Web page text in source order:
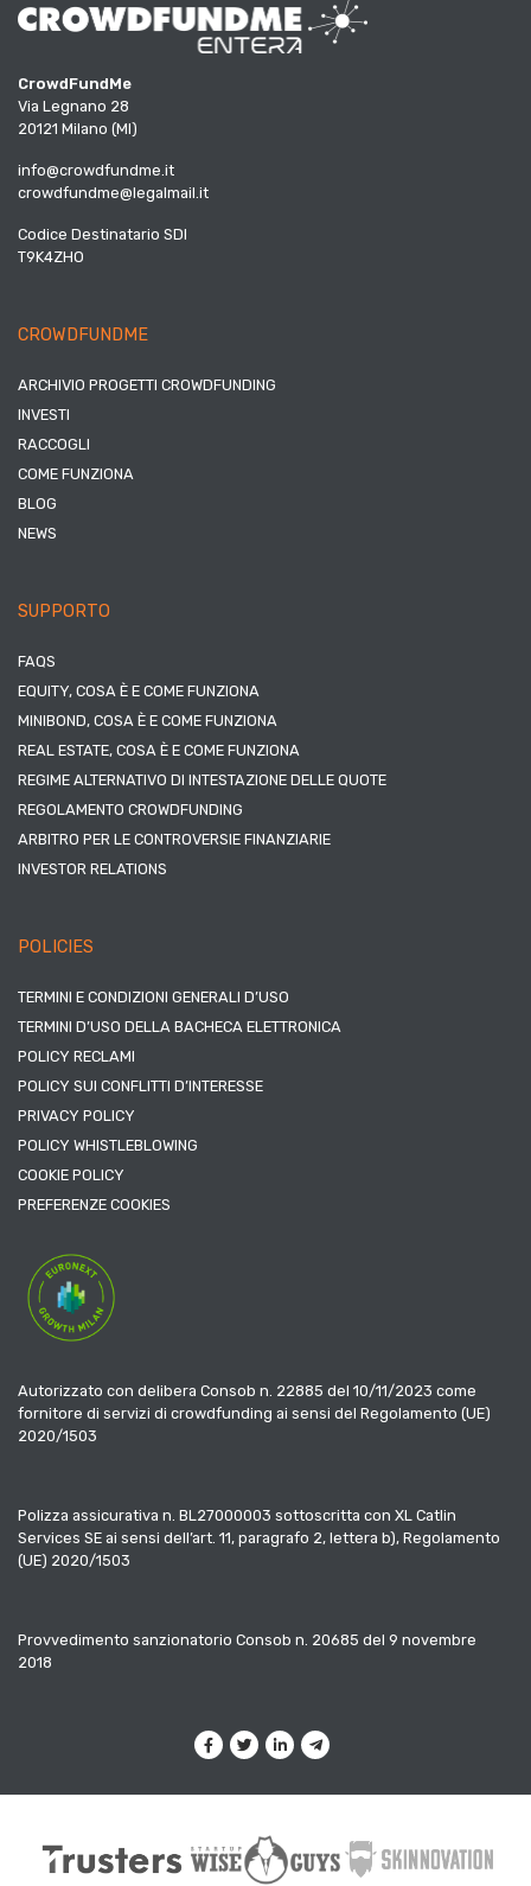
CrowdFundMe
Via Legnano 28
20121 Milano (MI)
info@crowdfundme.it
crowdfundme@legalmail.it
Codice Destinatario SDI
T9K4ZHO
CROWDFUNDME
ARCHIVIO PROGETTI CROWDFUNDING
INVESTI
RACCOGLI
COME FUNZIONA
BLOG
NEWS
SUPPORTO
FAQS
EQUITY, COSA È E COME FUNZIONA
MINIBOND, COSA È E COME FUNZIONA
REAL ESTATE, COSA È E COME FUNZIONA
REGIME ALTERNATIVO DI INTESTAZIONE DELLE QUOTE
REGOLAMENTO CROWDFUNDING
ARBITRO PER LE CONTROVERSIE FINANZIARIE
INVESTOR RELATIONS
POLICIES
TERMINI E CONDIZIONI GENERALI D’USO
TERMINI D’USO DELLA BACHECA ELETTRONICA
POLICY RECLAMI
POLICY SUI CONFLITTI D’INTERESSE
PRIVACY POLICY
POLICY WHISTLEBLOWING
COOKIE POLICY
PREFERENZE COOKIES
Autorizzato con delibera Consob n. 22885 del 10/11/2023 come
fornitore di servizi di crowdfunding ai sensi del Regolamento (UE)
2020/1503
Polizza assicurativa n. BL27000003 sottoscritta con XL Catlin
Services SE ai sensi dell’art. 11, paragrafo 2, lettera b), Regolamento
(UE) 2020/1503
Provvedimento sanzionatorio Consob n. 20685 del 9 novembre
2018